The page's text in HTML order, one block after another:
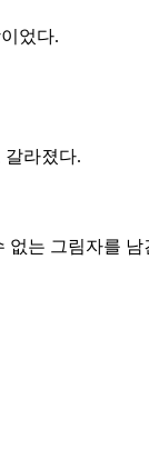
었다.
갈라졌다.
없는 그림자를 남